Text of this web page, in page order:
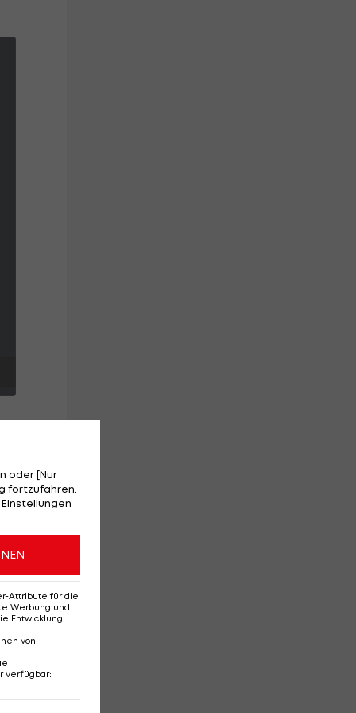
oder [Nur
fortzufahren.
Attribute für die
Werbung und
Entwicklung
von
verfügbar: